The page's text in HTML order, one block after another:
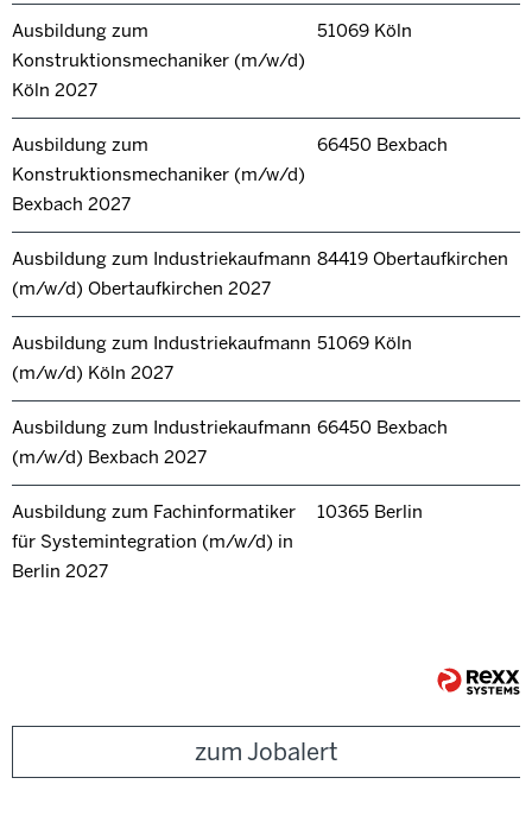
Ausbildung zum
Konstruktionsmechaniker (m/w/d)
Köln 2027
51069 Köln
Ausbildung zum
Konstruktionsmechaniker (m/w/d)
Bexbach 2027
66450 Bexbach
Ausbildung zum Industriekaufmann
(m/w/d) Obertaufkirchen 2027
84419 Obertaufkirchen
Ausbildung zum Industriekaufmann
(m/w/d) Köln 2027
51069 Köln
Ausbildung zum Industriekaufmann
(m/w/d) Bexbach 2027
66450 Bexbach
Ausbildung zum Fachinformatiker
für Systemintegration (m/w/d) in
Berlin 2027
10365 Berlin
zum Jobalert